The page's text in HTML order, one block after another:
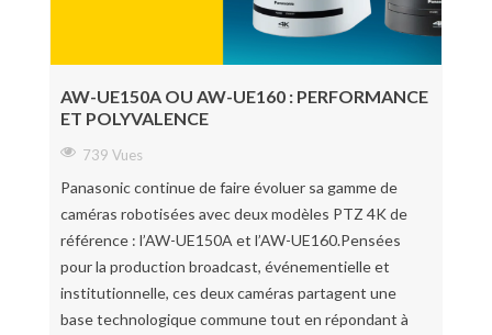
AW-UE150A OU AW-UE160 : PERFORMANCE
ET POLYVALENCE
739 Vues
Panasonic continue de faire évoluer sa gamme de
caméras robotisées avec deux modèles PTZ 4K de
référence : l’AW-UE150A et l’AW-UE160.Pensées
pour la production broadcast, événementielle et
institutionnelle, ces deux caméras partagent une
base technologique commune tout en répondant à